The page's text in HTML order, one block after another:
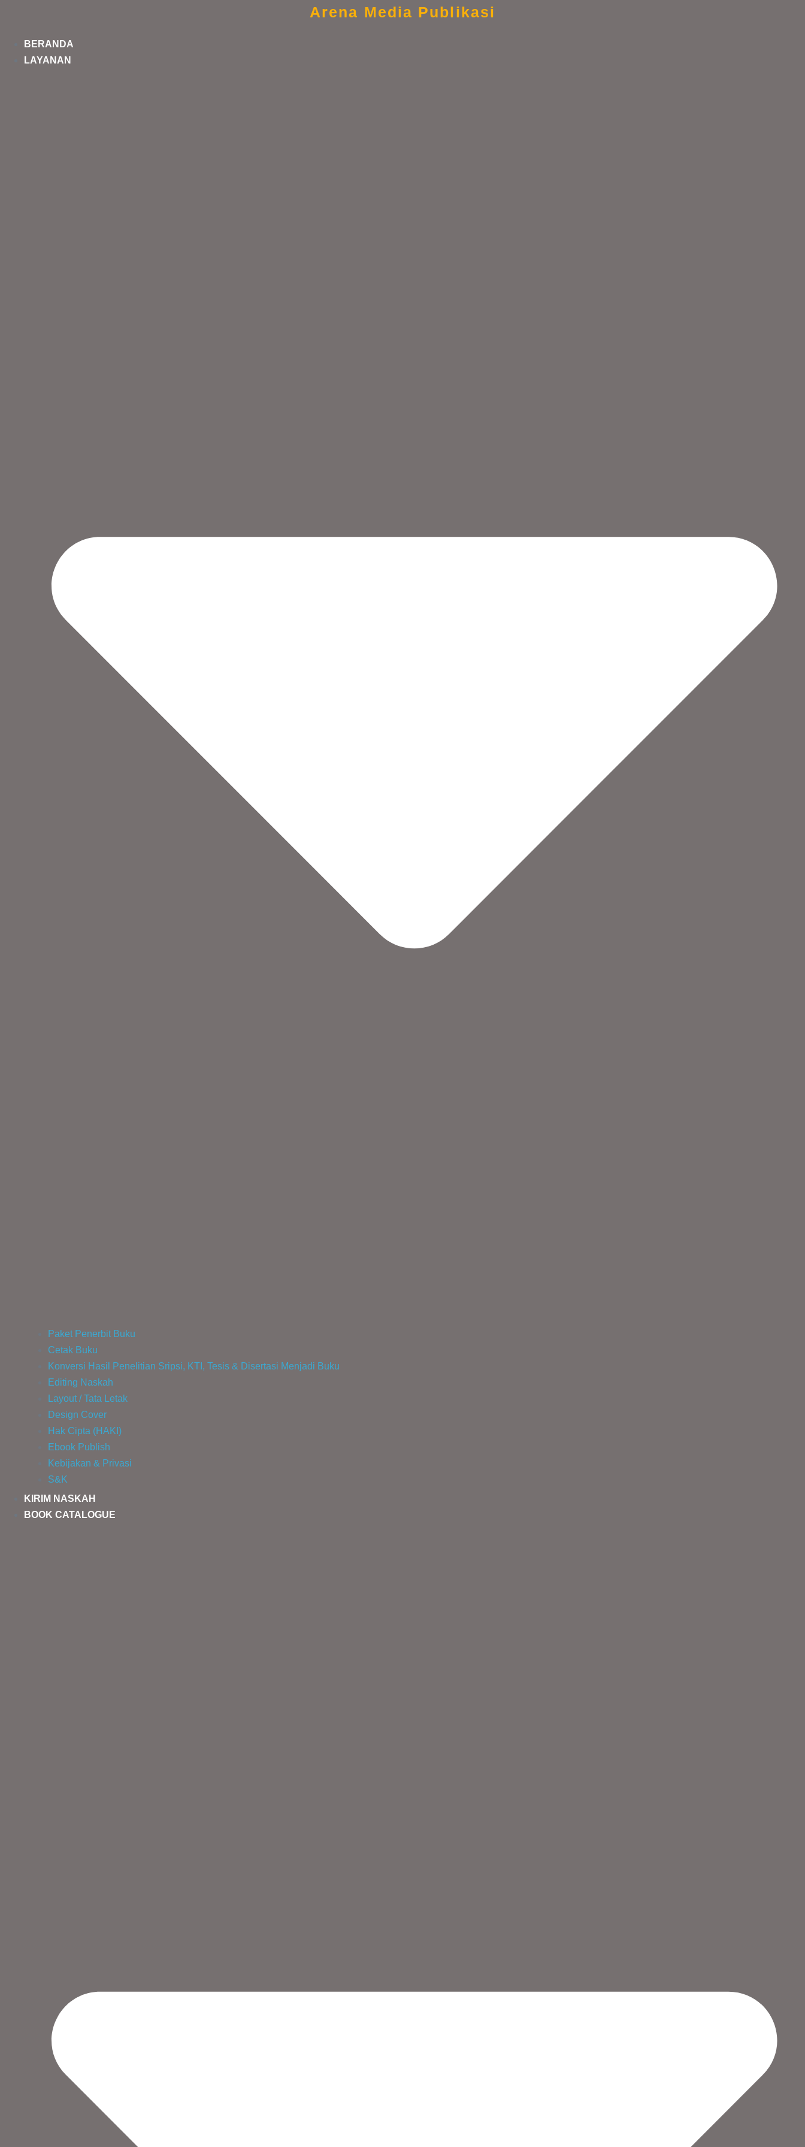
konten
Arena Media Publikasi
BERANDA
LAYANAN
Paket Penerbit Buku
Cetak Buku
Konversi Hasil Penelitian Sripsi, KTI, Tesis & Disertasi Menjadi Buku
Editing Naskah
Layout / Tata Letak
Design Cover
Hak Cipta (HAKI)
Ebook Publish
Kebijakan & Privasi
S&K
KIRIM NASKAH
BOOK CATALOGUE